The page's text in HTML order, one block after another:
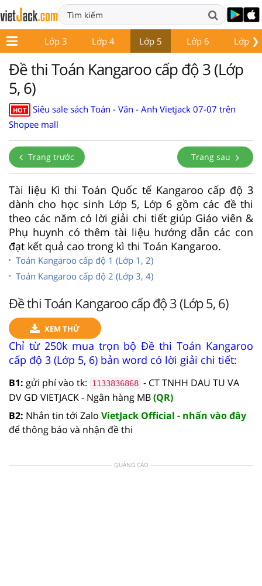
❯
2 Lớp 3 Lớp 4 Lớp 5 Lớp 6 Lớp 7
Đề thi Toán Kangaroo cấp độ 3 (Lớp
5, 6)
HOT
Siêu sale sách Toán - Văn - Anh Vietjack 07-07 trên
Shopee mall
Trang trước Trang sau
Tài liệu Kì thi Toán Quốc tế Kangaroo cấp độ 3
dành cho học sinh Lớp 5, Lớp 6 gồm các đề thi
theo các năm có lời giải chi tiết giúp Giáo viên &
Phụ huynh có thêm tài liệu hướng dẫn các con
đạt kết quả cao trong kì thi Toán Kangaroo.
Toán Kangaroo cấp độ 1 (Lớp 1, 2)
Toán Kangaroo cấp độ 2 (Lớp 3, 4)
Đề thi Toán Kangaroo cấp độ 3 (Lớp 5, 6)
XEM THỬ
Chỉ từ 250k mua trọn bộ Đề thi Toán Kangaroo
cấp độ 3 (Lớp 5, 6) bản word có lời giải chi tiết:
B1: gửi phí vào tk: 1133836868 - CT TNHH DAU TU VA
DV GD VIETJACK - Ngân hàng MB(QR)
B2: Nhắn tin tới Zalo VietJack Official - nhấn vào đây
để thông báo và nhận đề thi
QUẢNG CÁO